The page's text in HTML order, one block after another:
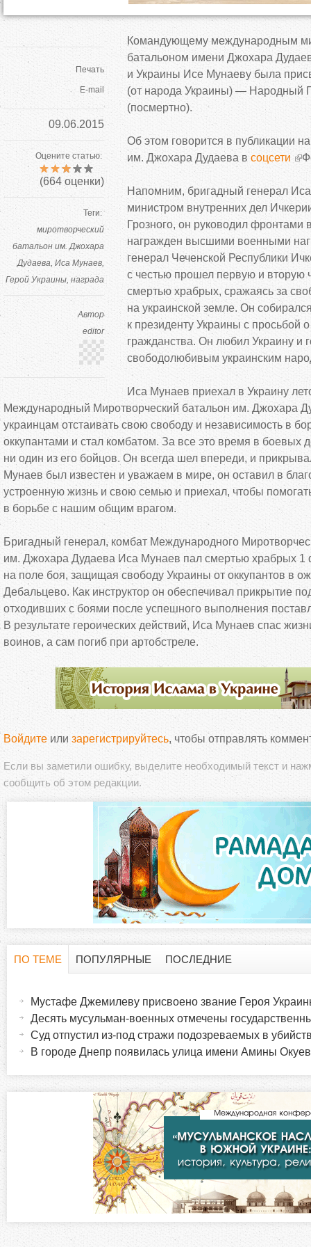
Печать
E-mail
09.06.2015
Оцените статью:
(664 оценки)
Теги:
миротворческий
батальон им. Джохара
Дудаева Иса Мунаев
Герой Украины награда
Автор
editor
Командующему международным
батальоном имени Джохара
и Украины Исе Мунаеву была
(от народа Украины) — Народный
(посмертно).
Об этом говорится в публикации на
им. Джохара Дудаева в соцсети
Напомним, бригадный генерал
министром внутренних дел
Грозного, он руководил фронтами
награжден высшими военными
генерал Чеченской Республики
с честью прошел первую и вторую
смертью храбрых, сражаясь за
на украинской земле. Он
к президенту Украины с просьбой о
гражданства. Он любил Украину и
свободолюбивым украинским
Иса Мунаев приехал в Украину
Международный Миротворческий батальон им. Джохара
украинцам отстаивать свою свободу и независимость в
оккупантами и стал комбатом. За все это время в боевых
ни один из его бойцов. Он всегда шел впереди, и
Мунаев был известен и уважаем в мире, он оставил в
устроенную жизнь и свою семью и приехал, чтобы
в борьбе с нашим общим врагом.
Бригадный генерал, комбат Международного
им. Джохара Дудаева Иса Мунаев пал смертью храбрых 1
на поле боя, защищая свободу Украины от оккупантов в
Дебальцево. Как инструктор он обеспечивал прикрытие
отходивших с боями после успешного выполнения
В результате героических действий, Иса Мунаев спас
воинов, а сам погиб при артобстреле.
Войдите или зарегистрируйтесь, чтобы отправлять
Если вы заметили ошибку, выделите необходимый текст и
сообщить об этом редакции.
и
ПО ТЕМЕ
к
а
ПОПУЛЯРНЫЕ ПОСЛЕДНИЕ
Мустафе Джемилеву присвоено звание Героя
Десять мусульман-военных отмечены
Суд отпустил из-под стражи подозреваемых в
В городе Днепр появилась улица имени Амины